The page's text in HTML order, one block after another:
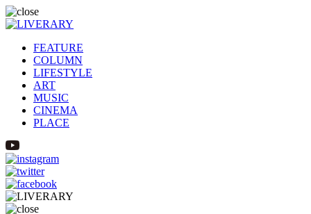
FEATURE
COLUMN
LIFESTYLE
ART
MUSIC
CINEMA
PLACE